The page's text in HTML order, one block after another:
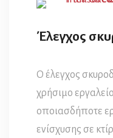
Έλεγχος
Ο έλεγχος
χρήσιμο
οποιασδήποτε
ενίσχυσης σε